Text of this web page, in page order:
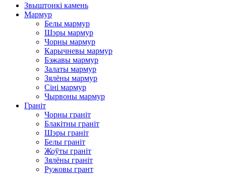
Звыштонкі камень
Мармур
Белы мармур
Шэры мармур
Чорны мармур
Карычневы мармур
Бэжавы мармур
Залаты мармур
Зялёны мармур
Сіні мармур
Чырвоны мармур
Граніт
Чорны граніт
Блакітны граніт
Шэры граніт
Белы граніт
Жоўты граніт
Зялёны граніт
Ружовы грант